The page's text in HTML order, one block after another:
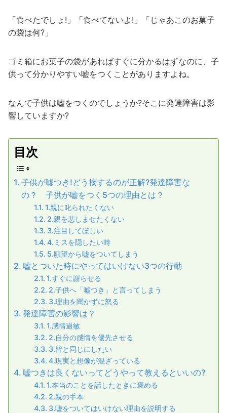
「食べたでしょ!」「食べてないよ!」「じゃあこのお菓子
の袋は何?」
ゴミ箱にお菓子の袋があればすぐに分かるはずなのに、子
供って分かりやすい嘘をつくことがありますよね。
なんで子供は嘘をつくのでしょうか?そこに発達障害は影
響していますか?
目次
子供が嘘つき!どう接するのが正解?発達障害な
の？ 子供が嘘をつく5つの理由とは？
1.親に叱られたくない
2.親を悲しませたくない
3.注目してほしい
4.ミスを隠したい時
5.願望から嘘をついてしまう
嘘とついた時にやってはいけない3つの行動
1.すぐに謝らせる
2.子供へ「嘘つき」と言ってしまう
3.理由を聞かずに怒る
発達障害の影響は？
1.感情過敏
2.自分の感情を優先させる
3.皆と同じにしたい
4.現実と想像が混ざっている
嘘つきは良くないってどうやって教えるといいの?
1.本当のことを話したときに褒める
2.親の手本
3.嘘をついてはいけない理由を説明する